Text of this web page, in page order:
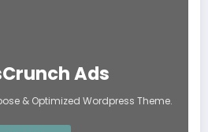
Ads
& Optimized Wordpress Theme.